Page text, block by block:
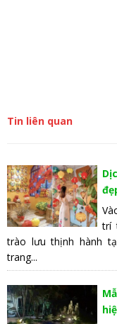
Tin liên quan
trí
trào lưu thịnh hành
trang...